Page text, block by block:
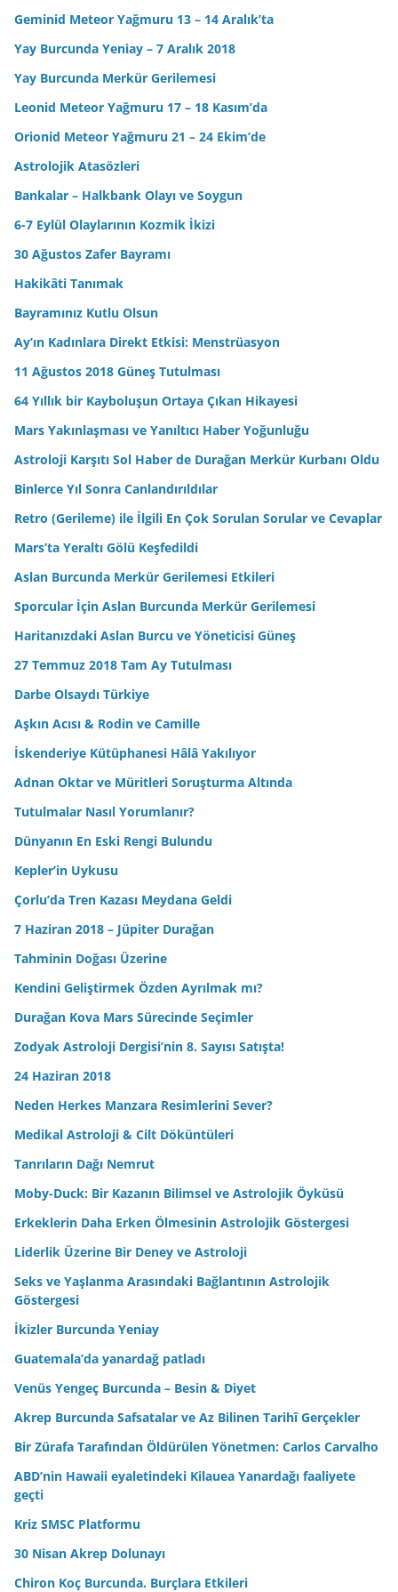
Geminid Meteor Yağmuru 13 – 14 Aralık’ta
Yay Burcunda Yeniay – 7 Aralık 2018
Yay Burcunda Merkür Gerilemesi
Leonid Meteor Yağmuru 17 – 18 Kasım’da
Orionid Meteor Yağmuru 21 – 24 Ekim’de
Astrolojik Atasözleri
Bankalar – Halkbank Olayı ve Soygun
6-7 Eylül Olaylarının Kozmik İkizi
30 Ağustos Zafer Bayramı
Hakikâti Tanımak
Bayramınız Kutlu Olsun
Ay’ın Kadınlara Direkt Etkisi: Menstrüasyon
11 Ağustos 2018 Güneş Tutulması
64 Yıllık bir Kayboluşun Ortaya Çıkan Hikayesi
Mars Yakınlaşması ve Yanıltıcı Haber Yoğunluğu
Astroloji Karşıtı Sol Haber de Durağan Merkür Kurbanı Oldu
Binlerce Yıl Sonra Canlandırıldılar
Retro (Gerileme) ile İlgili En Çok Sorulan Sorular ve Cevaplar
Mars’ta Yeraltı Gölü Keşfedildi
Aslan Burcunda Merkür Gerilemesi Etkileri
Sporcular İçin Aslan Burcunda Merkür Gerilemesi
Haritanızdaki Aslan Burcu ve Yöneticisi Güneş
27 Temmuz 2018 Tam Ay Tutulması
Darbe Olsaydı Türkiye
Aşkın Acısı & Rodin ve Camille
İskenderiye Kütüphanesi Hâlâ Yakılıyor
Adnan Oktar ve Müritleri Soruşturma Altında
Tutulmalar Nasıl Yorumlanır?
Dünyanın En Eski Rengi Bulundu
Kepler’in Uykusu
Çorlu’da Tren Kazası Meydana Geldi
7 Haziran 2018 – Jüpiter Durağan
Tahminin Doğası Üzerine
Kendini Geliştirmek Özden Ayrılmak mı?
Durağan Kova Mars Sürecinde Seçimler
Zodyak Astroloji Dergisi’nin 8. Sayısı Satışta!
24 Haziran 2018
Neden Herkes Manzara Resimlerini Sever?
Medikal Astroloji & Cilt Döküntüleri
Tanrıların Dağı Nemrut
Moby-Duck: Bir Kazanın Bilimsel ve Astrolojik Öyküsü
Erkeklerin Daha Erken Ölmesinin Astrolojik Göstergesi
Liderlik Üzerine Bir Deney ve Astroloji
Seks ve Yaşlanma Arasındaki Bağlantının Astrolojik
Göstergesi
İkizler Burcunda Yeniay
Guatemala’da yanardağ patladı
Venüs Yengeç Burcunda – Besin & Diyet
Akrep Burcunda Safsatalar ve Az Bilinen Tarihî Gerçekler
Bir Zürafa Tarafından Öldürülen Yönetmen: Carlos Carvalho
ABD’nin Hawaii eyaletindeki Kilauea Yanardağı faaliyete
geçti
Kriz SMSC Platformu
30 Nisan Akrep Dolunayı
Chiron Koç Burcunda. Burçlara Etkileri